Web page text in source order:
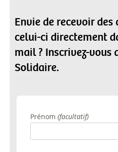
Envie de recevoir
celui-ci directement
mail ? Inscrivez-vous
Solidaire.